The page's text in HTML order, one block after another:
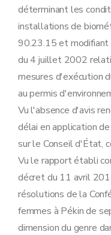
déterminant les
installations de
90.23.15 et
du 4 juillet 2002
mesures d'exécution
au permis
Vu l'absence d'avis
délai en application
sur le Conseil d'État,
Vu le rapport établi
décret du 11 avril
résolutions de la
femmes à Pékin de
dimension du genre